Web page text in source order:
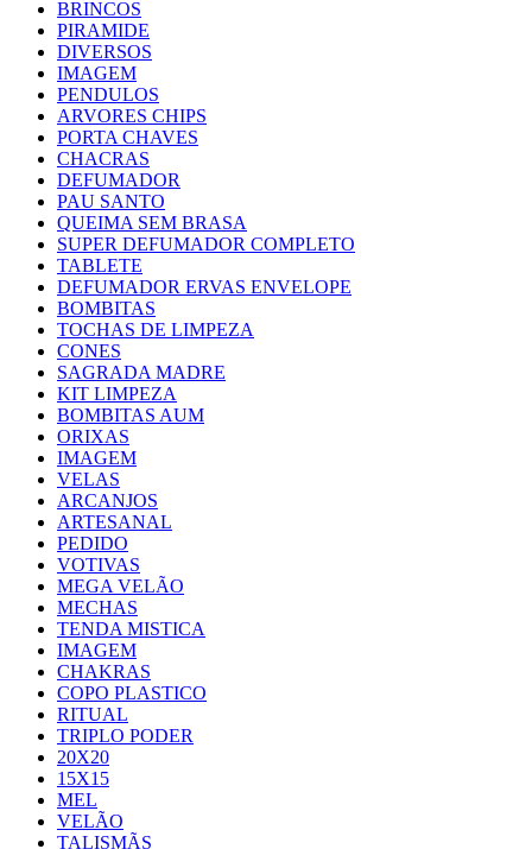
BRINCOS
PIRAMIDE
DIVERSOS
IMAGEM
PENDULOS
ARVORES CHIPS
PORTA CHAVES
CHACRAS
DEFUMADOR
PAU SANTO
QUEIMA SEM BRASA
SUPER DEFUMADOR COMPLETO
TABLETE
DEFUMADOR ERVAS ENVELOPE
BOMBITAS
TOCHAS DE LIMPEZA
CONES
SAGRADA MADRE
KIT LIMPEZA
BOMBITAS AUM
ORIXAS
IMAGEM
VELAS
ARCANJOS
ARTESANAL
PEDIDO
VOTIVAS
MEGA VELÃO
MECHAS
TENDA MISTICA
IMAGEM
CHAKRAS
COPO PLASTICO
RITUAL
TRIPLO PODER
20X20
15X15
MEL
VELÃO
TALISMÃS